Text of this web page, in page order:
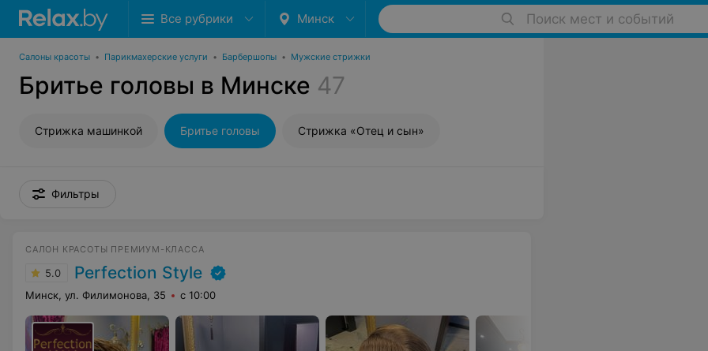
Все рубрики Минск Поиск мест и событий
Салоны красоты • Парикмахерские услуги • Барбершопы • Мужские стрижки
Бритье головы в Минске 47
Стрижка машинкой Бритье головы Стрижка «Отец и сын»
Фильтры
САЛОН КРАСОТЫ ПРЕМИУМ-КЛАССА
5.0 Perfection Style
Минск, ул. Филимонова, 35 с 10:00